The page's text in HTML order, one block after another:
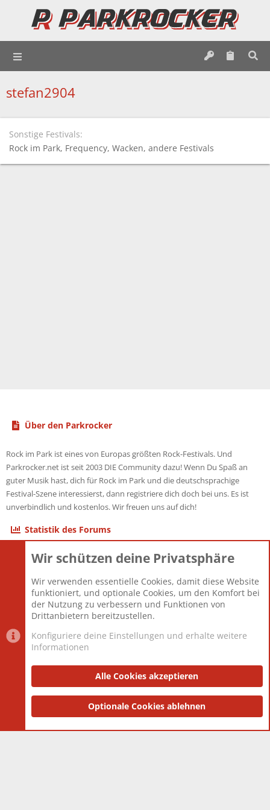
stefan2904
Sonstige Festivals
Rock im Park Frequency Wacken andere Festivals
Über den Parkrocker
Rock im Park ist eines von Europas größten Rock-Festivals. Und
Parkrocker.net ist seit 2003 DIE Community dazu! Wenn Du Spaß an
guter Musik hast, dich für Rock im Park und die deutschsprachige
Festival-Szene interessierst, dann registriere dich doch bei uns. Es ist
unverbindlich und kostenlos. Wir freuen uns auf dich!
Statistik des Forums
Themen
Mitglieder
12.427
Neuestes Mitglied
Berlin
Datenschutzerklärung Impressum
Community platform by XenForo® © 2010-2025 XenForo Ltd.
and add-ons by ThemeHouse
Wir schützen deine Privatsphäre
Wir verwenden essentielle Cookies, damit diese Website
funktioniert, und optionale Cookies, um den Komfort bei
der Nutzung zu verbessern und Funktionen von
Drittanbietern bereitzustellen.
Konfiguriere deine Einstellungen und erhalte weitere
Informationen
Alle Cookies akzeptieren
Optionale Cookies ablehnen